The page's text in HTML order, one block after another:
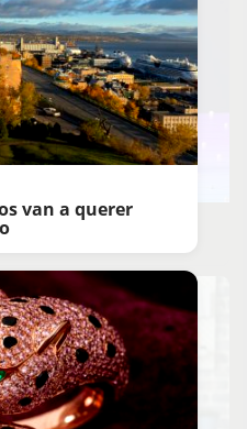
Mira esto
van a querer